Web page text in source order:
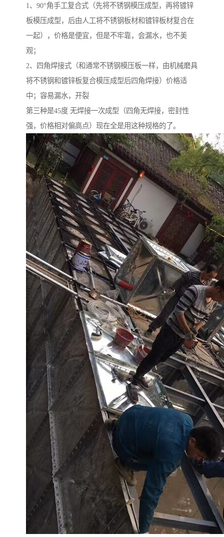
1、90°角手工复合式（先将不锈钢模压成型，再将镀锌
板模压成型，后由人工将不锈钢板材和镀锌板材复合在
一起），价格是便宜，但是不牢靠，会漏水，也不美
观；
2、四角焊接式（和通常不锈钢模压板一样，由机械磨具
将不锈钢和镀锌板复合模压成型后四角焊接）价格适
中；容易漏水，开裂
第三种是45度 无焊接一次成型（四角无焊接，密封性
强，价格相对偏高点）现在全是用这种规格的了。